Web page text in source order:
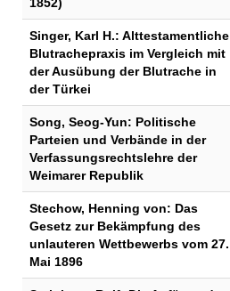
Singer, Karl H.: Alttestamentliche
Blutrachepraxis im Vergleich mit
der Ausübung der Blutrache in
der Türkei
Song, Seog-Yun: Politische
Parteien und Verbände in der
Verfassungsrechtslehre der
Weimarer Republik
Stechow, Henning von: Das
Gesetz zur Bekämpfung des
unlauteren Wettbewerbs vom 27.
Mai 1896